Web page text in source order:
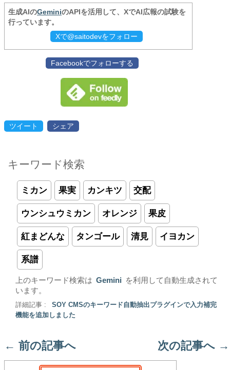
生成AIのGeminiのAPIを活用して、XでAI広報の試験を
行っています。
Xで@saitodevをフォロー
Facebookでフォローする
ツイート シェア
キーワード検索
ミカン 果実 カンキツ 交配
ウンシュウミカン オレンジ 果皮
紅まどんな タンゴール 清見 イヨカン
系譜
上のキーワード検索は Gemini
を利用して自動生成されて
います。
詳細記事 :
SOY CMSのキーワード自動抽出プラグインで入力補完
機能を追加しました
← 前の記事へ 次の記事へ →